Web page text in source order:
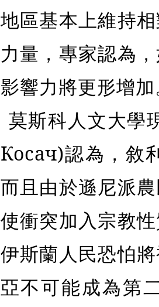
地區基本上維持
力量，專家認為
影響力將更形增
莫斯科人文大學
Косач)認為，敘
而且由於遜尼派
使衝突加入宗教
伊斯蘭人民恐怕
亞不可能成為第